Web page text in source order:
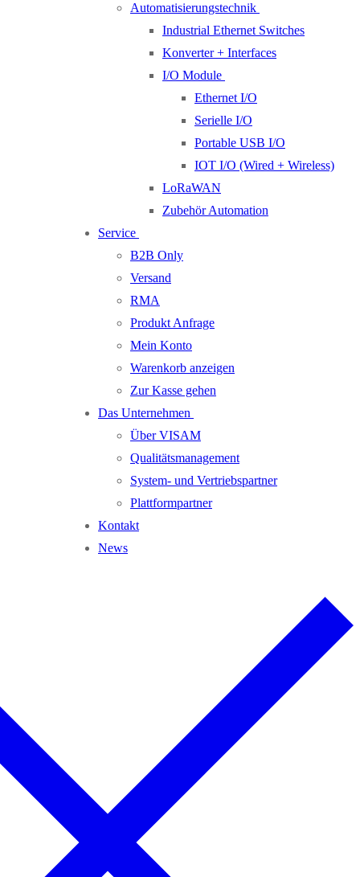
Automatisierungstechnik
Industrial Ethernet Switches
Konverter + Interfaces
I/O Module
Ethernet I/O
Serielle I/O
Portable USB I/O
IOT I/O (Wired + Wireless)
LoRaWAN
Zubehör Automation
Service
B2B Only
Versand
RMA
Produkt Anfrage
Mein Konto
Warenkorb anzeigen
Zur Kasse gehen
Das Unternehmen
Über VISAM
Qualitätsmanagement
System- und Vertriebspartner
Plattformpartner
Kontakt
News